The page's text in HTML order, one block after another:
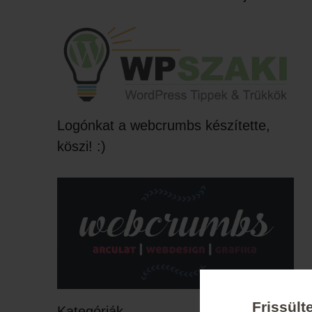
Logónkat a webcrumbs készítette,
köszi! :)